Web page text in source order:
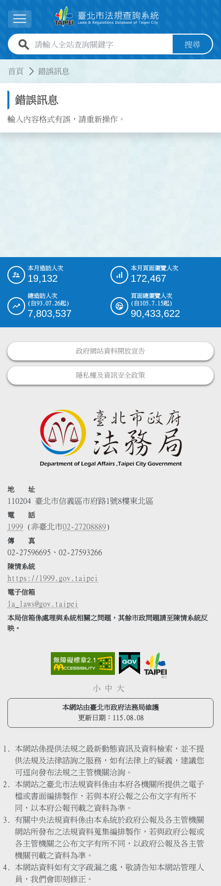
展開選單
全站查詢關鍵字欄位 搜尋
首頁 錯誤訊息
錯誤訊息
輸入內容格式有誤，請重新操作。
::: 本月造訪人次
19,132
本月頁面瀏覽人次
172,467
總造訪人次
(自93.07.26起)
7,803,537
頁面總瀏覽人次
(自105.7.15起)
90,433,622
政府網站資料開放宣告
隱私權及資訊安全政策
地 址
110204 臺北市信義區市府路1號8樓東北區
電 話
1999 (非臺北市02-27208889)
傳 真
02-27596695、02-27593266
陳情系統
https://1999.gov.taipei
電子信箱
la_laws@gov.taipei
本局信箱係處理與系統相關之問題，其餘市政問題請至陳情系統反
映。
小 中 大
本網站由臺北市政府法務局維護
更新日期： 115.08.08
本網站係提供法規之最新動態資訊及資料檢索，並不提
供法規及法律諮詢之服務，如有法律上的疑義，建議您
可逕向發布法規之主管機關洽詢。
本網站之臺北市法規資料係由本府各機關所提供之電子
檔或書面編排製作，若與本府公報之公布文字有所不
同，以本府公報刊載之資料為準。
有關中央法規資料係由本系統於政府公報及各主管機關
網站所發布之法規資料蒐集編排製作，若與政府公報或
各主管機關之公布文字有所不同，以政府公報及各主管
機關刊載之資料為準。
本網站資料如有文字疏漏之處，敬請告知本網站管理人
員，我們會即刻修正。